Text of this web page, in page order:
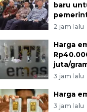
baru
2 jam lalu
Harga
juta/
3 jam lalu
Harga
3 jam lalu